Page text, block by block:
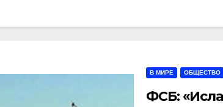
В МИРЕ ОБЩЕСТВО
ФСБ: